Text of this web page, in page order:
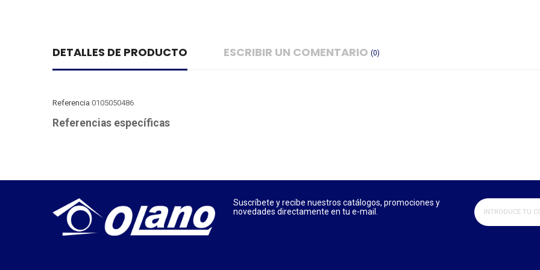
DETALLES DE PRODUCTO ESCRIBIR UN COMENTARIO (0)
Referencia 0105050486
Referencias específicas
Suscríbete y recibe nuestros catálogos, promociones y
novedades directamente en tu e-mail.